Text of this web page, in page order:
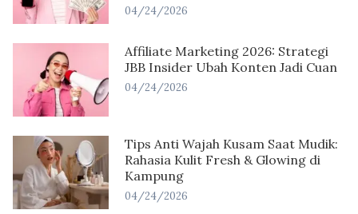
04/24/2026
Affiliate Marketing 2026: Strategi
JBB Insider Ubah Konten Jadi Cuan
04/24/2026
Tips Anti Wajah Kusam Saat Mudik:
Rahasia Kulit Fresh & Glowing di
Kampung
04/24/2026